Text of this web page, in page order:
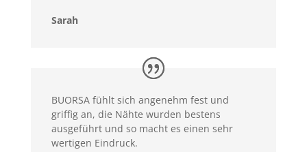
Sarah
BUORSA fühlt sich angenehm fest und
griffig an, die Nähte wurden bestens
ausgeführt und so macht es einen sehr
wertigen Eindruck.